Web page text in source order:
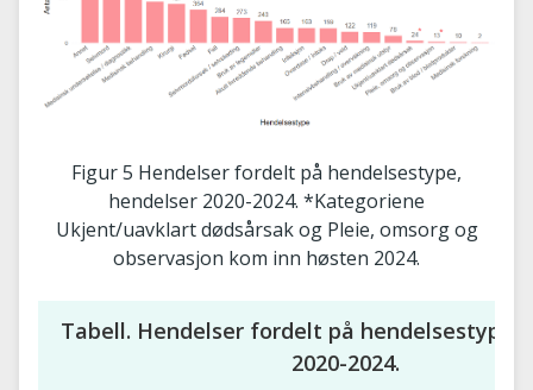
Figur 5 Hendelser fordelt på hendelsestype,
hendelser 2020-2024. *Kategoriene
Ukjent/uavklart dødsårsak og Pleie, omsorg og
observasjon kom inn høsten 2024.
Tabell. Hendelser fordelt på hendelsestype,
2020-2024.